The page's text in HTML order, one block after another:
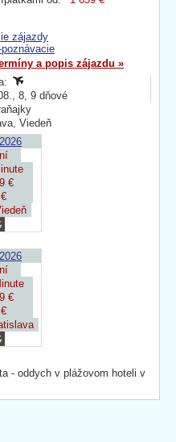
zájazdy
a popis zájazdu »
8, 9 dňové
Viedeň
€
€
- oddych v plážovom hoteli v